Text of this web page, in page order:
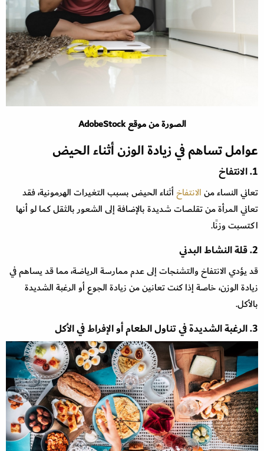
الصورة من موقع AdobeStock
عوامل تساهم في زيادة الوزن أثناء الحيض
1. الانتفاخ
تعاني النساء منالانتفاخأثناء الحيض بسبب التغيرات الهرمونية، فقد
تعاني المرأة من تقلصات شديدة بالإضافة إلى الشعور بالثقل كما لو أنها
اكتسبت وزنًا.
2. قلة النشاط البدني
قد يؤدي الانتفاخ والتشنجات إلى عدم ممارسة الرياضة، مما قد يساهم في
زيادة الوزن، خاصة إذا كنت تعانين من زيادة الجوع أو الرغبة الشديدة
بالأكل.
3. الرغبة الشديدة في تناول الطعام أو الإفراط في الأكل